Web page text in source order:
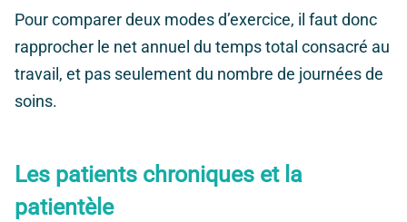
Pour comparer deux modes d’exercice, il faut donc
rapprocher le net annuel du temps total consacré au
travail, et pas seulement du nombre de journées de
soins.
Les patients chroniques et la
patientèle